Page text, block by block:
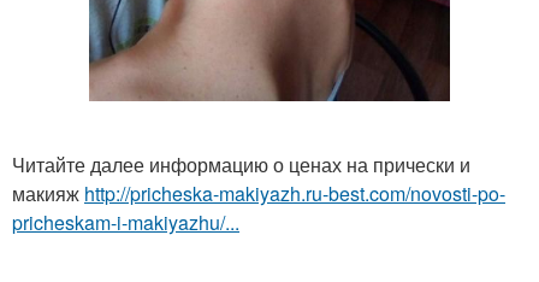
Читайте далее информацию о ценах на прически и
макияж http://pricheska-makiyazh.ru-best.com/novosti-po-
pricheskam-i-makiyazhu/...